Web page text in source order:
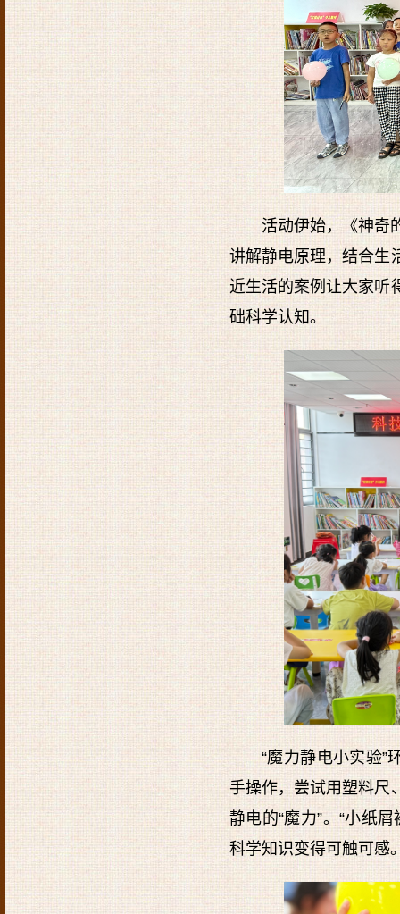
活动伊始，《神奇
讲解静电原理，结合生
近生活的案例让大家听
础科学认知。
“魔力静电小实验”
手操作，尝试用塑料尺
静电的“魔力”。“小纸
科学知识变得可触可感